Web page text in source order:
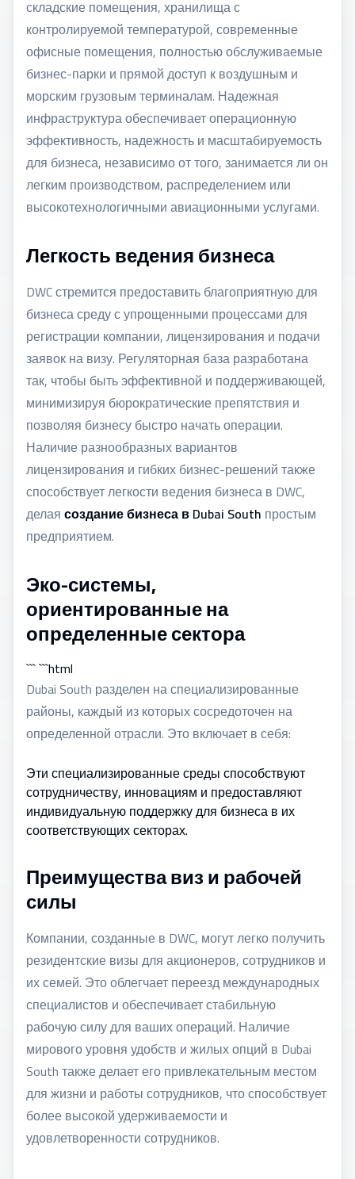
складские помещения, хранилища с
контролируемой температурой, современные
офисные помещения, полностью обслуживаемые
бизнес-парки и прямой доступ к воздушным и
морским грузовым терминалам. Надежная
инфраструктура обеспечивает операционную
эффективность, надежность и масштабируемость
для бизнеса, независимо от того, занимается ли он
легким производством, распределением или
высокотехнологичными авиационными услугами.
Легкость ведения бизнеса
DWC стремится предоставить благоприятную для
бизнеса среду с упрощенными процессами для
регистрации компании, лицензирования и подачи
заявок на визу. Регуляторная база разработана
так, чтобы быть эффективной и поддерживающей,
минимизируя бюрократические препятствия и
позволяя бизнесу быстро начать операции.
Наличие разнообразных вариантов
лицензирования и гибких бизнес-решений также
способствует легкости ведения бизнеса в DWC,
делаясоздание бизнеса в Dubai South простым
предприятием.
Эко-системы,
ориентированные на
определенные сектора
``` ```html
Dubai South разделен на специализированные
районы, каждый из которых сосредоточен на
определенной отрасли. Это включает в себя:
Эти специализированные среды способствуют
сотрудничеству, инновациям и предоставляют
индивидуальную поддержку для бизнеса в их
соответствующих секторах.
Преимущества виз и рабочей
силы
Компании, созданные в DWC, могут легко получить
резидентские визы для акционеров, сотрудников и
их семей. Это облегчает переезд международных
специалистов и обеспечивает стабильную
рабочую силу для ваших операций. Наличие
мирового уровня удобств и жилых опций в Dubai
South также делает его привлекательным местом
для жизни и работы сотрудников, что способствует
более высокой удерживаемости и
удовлетворенности сотрудников.